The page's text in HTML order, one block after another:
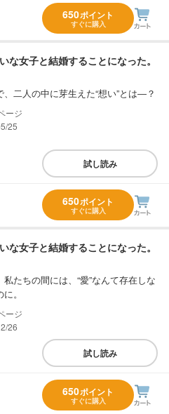
650ポイント
すぐに購入
な女子と結婚することになった。
、二人の中に芽生えた“想い”とは―？
25
試し読み
650ポイント
すぐに購入
な女子と結婚することになった。
たちの間には、“愛”なんて存在しな
。
26
試し読み
650ポイント
すぐに購入